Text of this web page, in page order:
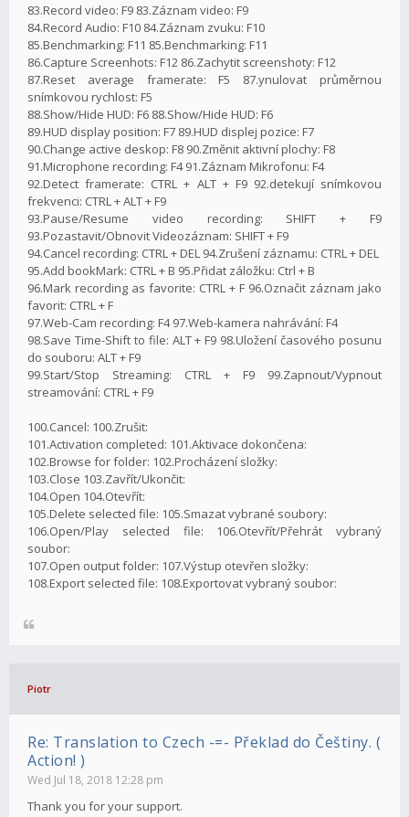
83.Record video: F9 83.Záznam video: F9
84.Record Audio: F10 84.Záznam zvuku: F10
85.Benchmarking: F11 85.Benchmarking: F11
86.Capture Screenhots: F12 86.Zachytit screenshoty: F12
87.Reset average framerate: F5 87.ynulovat průměrnou
snímkovou rychlost: F5
88.Show/Hide HUD: F6 88.Show/Hide HUD: F6
89.HUD display position: F7 89.HUD displej pozice: F7
90.Change active deskop: F8 90.Změnit aktivní plochy: F8
91.Microphone recording: F4 91.Záznam Mikrofonu: F4
92.Detect framerate: CTRL + ALT + F9 92.detekují snímkovou
frekvenci: CTRL + ALT + F9
93.Pause/Resume video recording: SHIFT + F9
93.Pozastavit/Obnovit Videozáznam: SHIFT + F9
94.Cancel recording: CTRL + DEL 94.Zrušení záznamu: CTRL + DEL
95.Add bookMark: CTRL + B 95.Přidat záložku: Ctrl + B
96.Mark recording as favorite: CTRL + F 96.Označit záznam jako
favorit: CTRL + F
97.Web-Cam recording: F4 97.Web-kamera nahrávání: F4
98.Save Time-Shift to file: ALT + F9 98.Uložení časového posunu
do souboru: ALT + F9
99.Start/Stop Streaming: CTRL + F9 99.Zapnout/Vypnout
streamování: CTRL + F9
100.Cancel: 100.Zrušit:
101.Activation completed: 101.Aktivace dokončena:
102.Browse for folder: 102.Procházení složky:
103.Close 103.Zavřít/Ukončit:
104.Open 104.Otevřít:
105.Delete selected file: 105.Smazat vybrané soubory:
106.Open/Play selected file: 106.Otevřít/Přehrát vybraný
soubor:
107.Open output folder: 107.Výstup otevřen složky:
108.Export selected file: 108.Exportovat vybraný soubor:
Piotr
Re: Translation to Czech -=- Překlad do Češtiny. (
Action! )
Wed Jul 18, 2018 12:28 pm
Thank you for your support.